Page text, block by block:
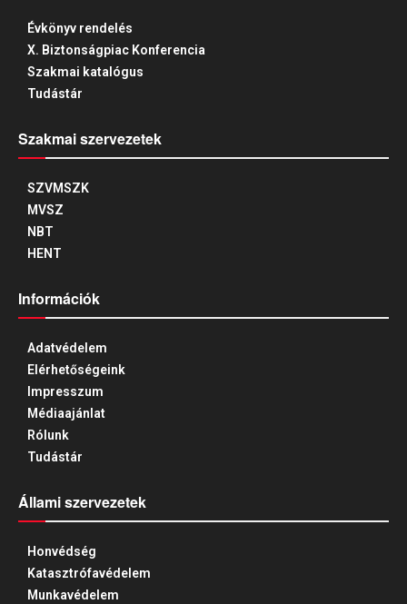
Évkönyv rendelés
X. Biztonságpiac Konferencia
Szakmai katalógus
Tudástár
Szakmai szervezetek
SZVMSZK
MVSZ
NBT
HENT
Információk
Adatvédelem
Elérhetőségeink
Impresszum
Médiaajánlat
Rólunk
Tudástár
Állami szervezetek
Honvédség
Katasztrófavédelem
Munkavédelem